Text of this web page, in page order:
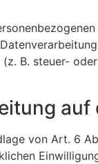
B. steuer-
auf
von Art. 6